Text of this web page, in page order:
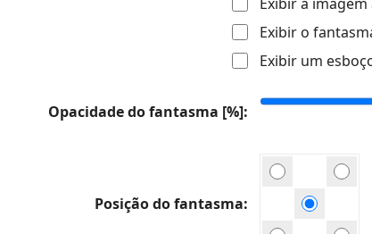
Exibir o
Exibir um
Opacidade do fantasma [%]
Posição do fantasma